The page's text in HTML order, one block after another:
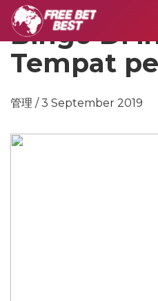
Bingo Di
Tempat
管理 / 3 September 2019